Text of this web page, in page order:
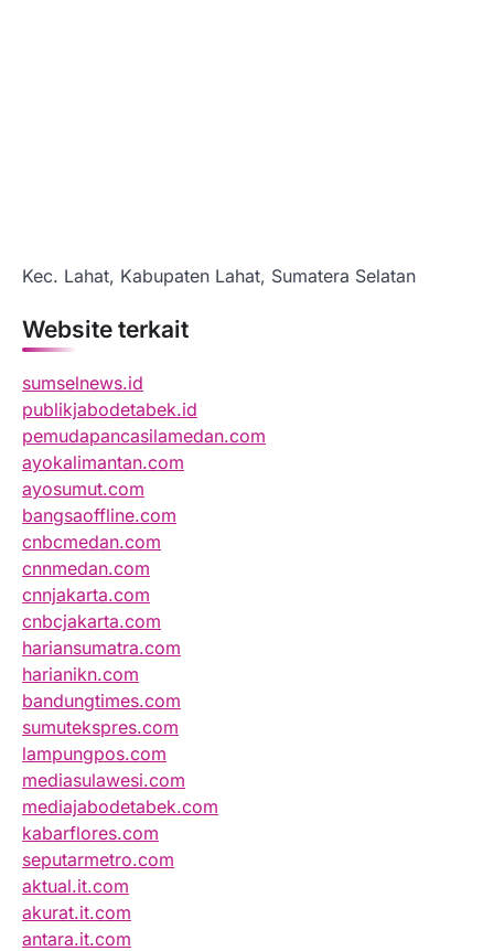
Kec. Lahat, Kabupaten Lahat, Sumatera Selatan
Website terkait
sumselnews.id
publikjabodetabek.id
pemudapancasilamedan.com
ayokalimantan.com
ayosumut.com
bangsaoffline.com
cnbcmedan.com
cnnmedan.com
cnnjakarta.com
cnbcjakarta.com
hariansumatra.com
harianikn.com
bandungtimes.com
sumutekspres.com
lampungpos.com
mediasulawesi.com
mediajabodetabek.com
kabarflores.com
seputarmetro.com
aktual.it.com
akurat.it.com
antara.it.com